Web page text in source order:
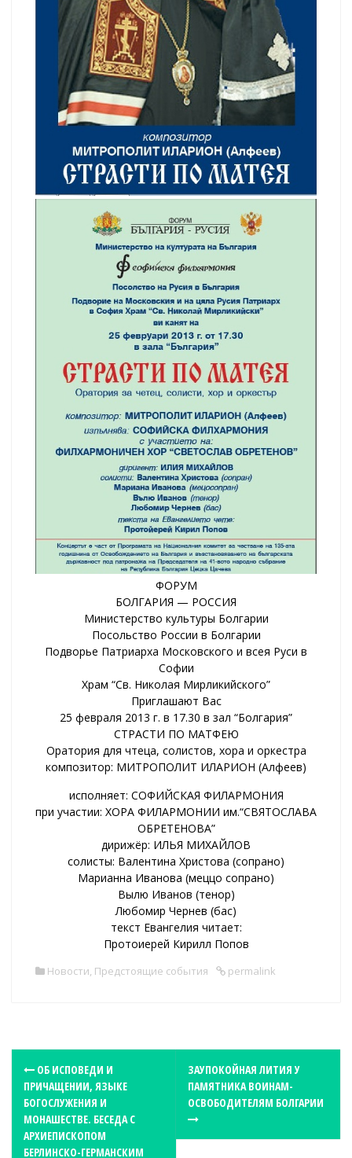
ФОРУМ
БОЛГАРИЯ — РОССИЯ
Министерство культуры Болгарии
Посольство России в Болгарии
Подворье Патриарха Московского и всея Руси в
Софии
Храм “Св. Николая Мирликийского”
Приглашают Вас
25 февраля 2013 г. в 17.30 в зал “Болгария”
СТРАСТИ ПО МАТФЕЮ
Оратория для чтеца, солистов, хора и оркестра
композитор: МИТРОПОЛИТ ИЛАРИОН (Алфеев)
исполняет: СОФИЙСКАЯ ФИЛАРМОНИЯ
при участии: ХОРА ФИЛАРМОНИИ им.“СВЯТОСЛАВА
ОБРЕТЕНОВА”
дирижёр: ИЛЬЯ МИХАЙЛОВ
солисты: Валентина Христова (сопрано)
Марианна Иванова (меццо сопрано)
Вылю Иванов (тенор)
Любомир Чернев (бас)
текст Евангелия читает:
Протоиерей Кирилл Попов
Новости, Предстоящие события permalink
ОБ ИСПОВЕДИ И
ПРИЧАЩЕНИИ, ЯЗЫКЕ
БОГОСЛУЖЕНИЯ И
МОНАШЕСТВЕ. БЕСЕДА С
АРХИЕПИСКОПОМ
БЕРЛИНСКО-ГЕРМАНСКИМ
ЗАУПОКОЙНАЯ ЛИТИЯ У
ПАМЯТНИКА ВОИНАМ-
ОСВОБОДИТЕЛЯМ БОЛГАРИИ